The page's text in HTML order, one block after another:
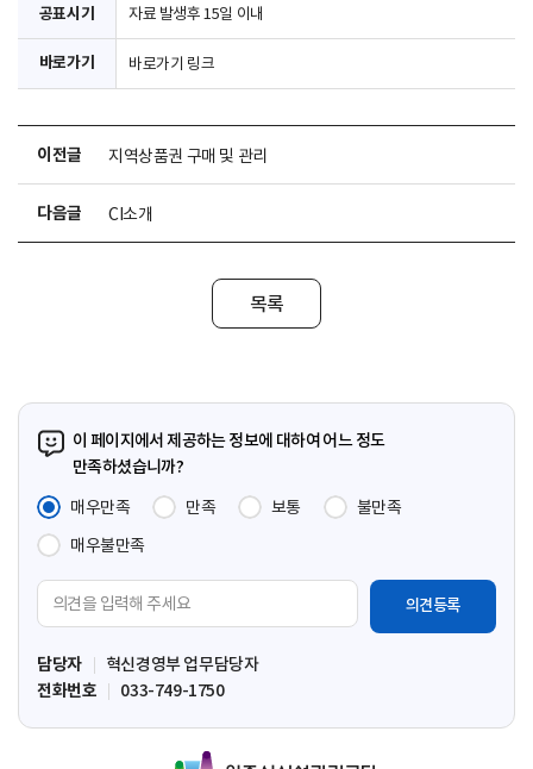
공표시기 자료 발생후 15일 이내
바로가기 바로가기 링크
이전글 지역상품권 구매 및 관리
다음글 CI소개
목록
이 페이지에서 제공하는 정보에 대하여 어느 정도
만족하셨습니까?
매우만족
만족 보통
불만족
매우불만족
견
입
력
담당자
혁신경영부 업무담당자
전화번호
033-749-1750